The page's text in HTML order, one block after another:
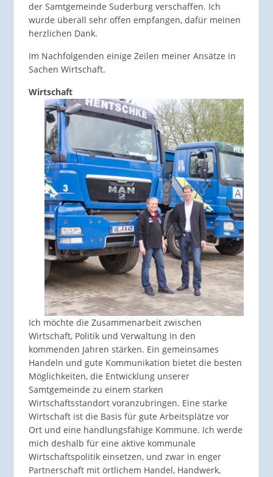
der Samtgemeinde Suderburg verschaffen. Ich
wurde überall sehr offen empfangen, dafür meinen
herzlichen Dank.
Im Nachfolgenden einige Zeilen meiner Ansätze in
Sachen Wirtschaft.
Wirtschaft
Ich möchte die Zusammenarbeit zwischen
Wirtschaft, Politik und Verwaltung in den
kommenden Jahren stärken. Ein gemeinsames
Handeln und gute Kommunikation bietet die besten
Möglichkeiten, die Entwicklung unserer
Samtgemeinde zu einem starken
Wirtschaftsstandort voranzubringen. Eine starke
Wirtschaft ist die Basis für gute Arbeitsplätze vor
Ort und eine handlungsfähige Kommune. Ich werde
mich deshalb für eine aktive kommunale
Wirtschaftspolitik einsetzen, und zwar in enger
Partnerschaft mit örtlichem Handel, Handwerk,